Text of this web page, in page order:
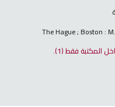
The Hague ; Boston :
المكتبة فقط(1).